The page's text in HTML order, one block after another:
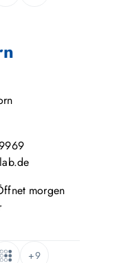
morgen
+9